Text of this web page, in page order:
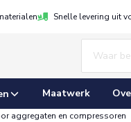
Snelle levering uit
Maatwerk
aggregaten en compressoren